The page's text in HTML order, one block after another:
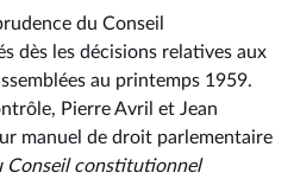
du Conseil
dès les décisions relatives aux
au printemps 1959.
Pierre Avril et Jean
manuel de droit parlementaire
Conseil constitutionnel